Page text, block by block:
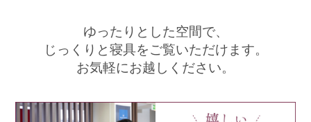
ゆったりとした空間で、
じっくりと寝具をご覧いただけます。
お気軽にお越しください。